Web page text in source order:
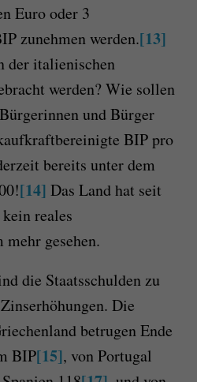
Euro oder 3
zunehmen werden.[13]
der italienischen
werden? Wie sollen
und Bürger
BIP pro
bereits unter dem
[14] Das Land hat seit
reales
gesehen.
die Staatsschulden zu
Die
betrugen Ende
BIP[15], von Portugal